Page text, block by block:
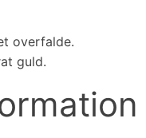
overfalde.
guld.